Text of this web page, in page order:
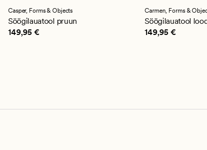
hinnanguga
4
Casper, Forms & Objects
Söögilauatool pruun
Pris_ee 149,95 €
149,95 €
Carmen, Forms &
Söögilauatool
Pris_ee 149,95 €
149,95 €